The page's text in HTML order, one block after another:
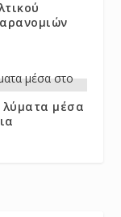
μέσα